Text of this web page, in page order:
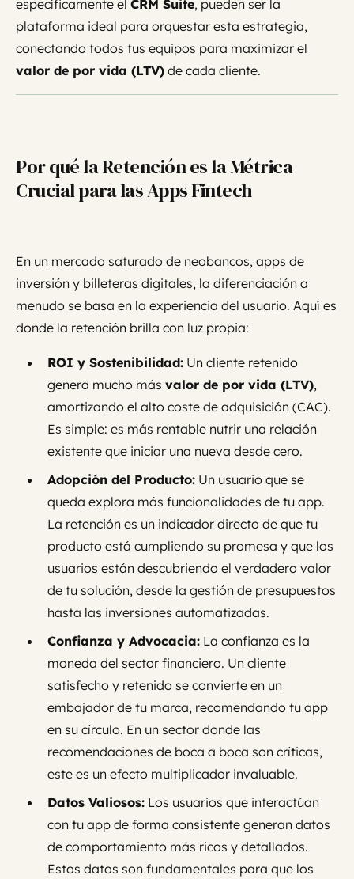
específicamente el CRM Suite, pueden ser la
plataforma ideal para orquestar esta estrategia,
conectando todos tus equipos para maximizar el
valor de por vida (LTV) de cada cliente.
Por qué la Retención es la Métrica
Crucial para las Apps Fintech
En un mercado saturado de neobancos, apps de
inversión y billeteras digitales, la diferenciación a
menudo se basa en la experiencia del usuario. Aquí es
donde la retención brilla con luz propia:
ROI y Sostenibilidad: Un cliente retenido
genera mucho más valor de por vida (LTV),
amortizando el alto coste de adquisición (CAC).
Es simple: es más rentable nutrir una relación
existente que iniciar una nueva desde cero.
Adopción del Producto: Un usuario que se
queda explora más funcionalidades de tu app.
La retención es un indicador directo de que tu
producto está cumpliendo su promesa y que los
usuarios están descubriendo el verdadero valor
de tu solución, desde la gestión de presupuestos
hasta las inversiones automatizadas.
Confianza y Advocacia: La confianza es la
moneda del sector financiero. Un cliente
satisfecho y retenido se convierte en un
embajador de tu marca, recomendando tu app
en su círculo. En un sector donde las
recomendaciones de boca a boca son críticas,
este es un efecto multiplicador invaluable.
Datos Valiosos: Los usuarios que interactúan
con tu app de forma consistente generan datos
de comportamiento más ricos y detallados.
Estos datos son fundamentales para que los